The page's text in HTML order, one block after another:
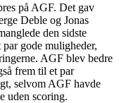
på AGF. Det gav
Deble og Jonas
den sidste
gode muligheder,
AGF blev bedre
frem til et par
selvom AGF havde
uden scoring.